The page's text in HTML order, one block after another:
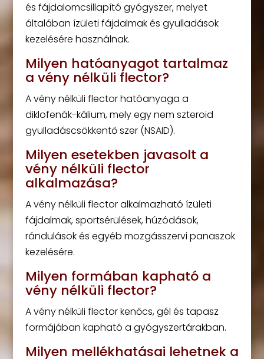
és fájdalomcsillapító gyógyszer, melyet
általában ízületi fájdalmak és gyulladások
kezelésére használnak.
Milyen hatóanyagot tartalmaz
a vény nélküli flector?
A vény nélküli flector hatóanyaga a
diklofenák-kálium, mely egy nem szteroid
gyulladáscsökkentő szer (NSAID).
Milyen esetekben javasolt a
vény nélküli flector
alkalmazása?
A vény nélküli flector alkalmazható ízületi
fájdalmak, sportsérülések, húzódások,
rándulások és egyéb mozgásszervi panaszok
kezelésére.
Milyen formában kapható a
vény nélküli flector?
A vény nélküli flector kenőcs, gél és tapasz
formájában kapható a gyógyszertárakban.
Milyen mellékhatásai lehetnek a